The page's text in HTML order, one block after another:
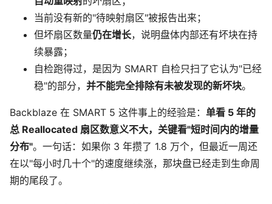
当前没有新的"待映射扇区"被报告出来；
但坏扇区数量仍在增长，说明盘体内部还有坏块在持
续暴露；
自检跑得过，是因为 SMART 自检只扫了它认为"已经
稳"的部分， 并不能完全排除有未被发现的新坏块。
Backblaze 在 SMART 5 这件事上的经验是： 单看 5 年的
总 Reallocated 扇区数意义不大，关键看"短时间内的增量
分布"。一句话：如果你 3 年攒了 1.8 万个，但最近一周还
在以"每小时几十个"的速度继续涨，那块盘已经走到生命周
期的尾段了。